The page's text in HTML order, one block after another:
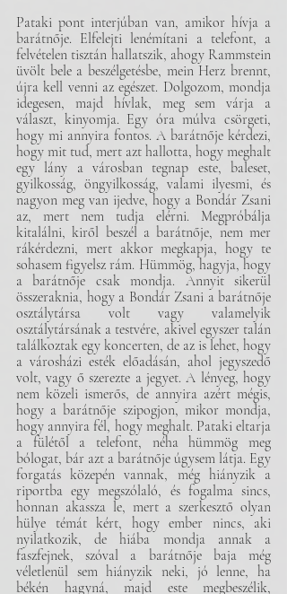
Pataki pont interjúban van, amikor hívja a
barátnője. Elfelejti lenémítani a telefont, a
felvételen tisztán hallatszik, ahogy Rammstein
üvölt bele a beszélgetésbe, mein Herz brennt,
újra kell venni az egészet. Dolgozom, mondja
idegesen, majd hívlak, meg sem várja a
választ, kinyomja. Egy óra múlva csörgeti,
hogy mi annyira fontos. A barátnője kérdezi,
hogy mit tud, mert azt hallotta, hogy meghalt
egy lány a városban tegnap este, baleset,
gyilkosság, öngyilkosság, valami ilyesmi, és
nagyon meg van ijedve, hogy a Bondár Zsani
az, mert nem tudja elérni. Megpróbálja
kitalálni, kiről beszél a barátnője, nem mer
rákérdezni, mert akkor megkapja, hogy te
sohasem figyelsz rám. Hümmög, hagyja, hogy
a barátnője csak mondja. Annyit sikerül
összeraknia, hogy a Bondár Zsani a barátnője
osztálytársa volt vagy valamelyik
osztálytársának a testvére, akivel egyszer talán
találkoztak egy koncerten, de az is lehet, hogy
a városházi esték előadásán, ahol jegyszedő
volt, vagy ő szerezte a jegyet. A lényeg, hogy
nem közeli ismerős, de annyira azért mégis,
hogy a barátnője szipogjon, mikor mondja,
hogy annyira fél, hogy meghalt. Pataki eltarja
a fülétől a telefont, néha hümmög meg
bólogat, bár azt a barátnője úgysem látja. Egy
forgatás közepén vannak, még hiányzik a
riportba egy megszólaló, és fogalma sincs,
honnan akassza le, mert a szerkesztő olyan
hülye témát kért, hogy ember nincs, aki
nyilatkozik, de hiába mondja annak a
faszfejnek, szóval a barátnője baja még
véletlenül sem hiányzik neki, jó lenne, ha
békén hagyná, majd este megbeszélik,